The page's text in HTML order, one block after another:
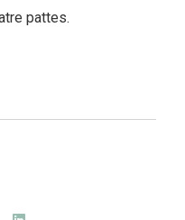
pattes.